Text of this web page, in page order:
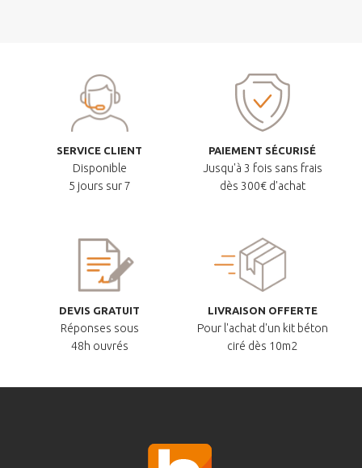
SERVICE CLIENT
Disponible
5 jours sur 7
PAIEMENT SÉCURISÉ
Jusqu'à 3 fois sans frais
dès 300€ d'achat
DEVIS GRATUIT
Réponses sous
48h ouvrés
LIVRAISON OFFERTE
Pour l'achat d'un kit béton
ciré dès 10m2